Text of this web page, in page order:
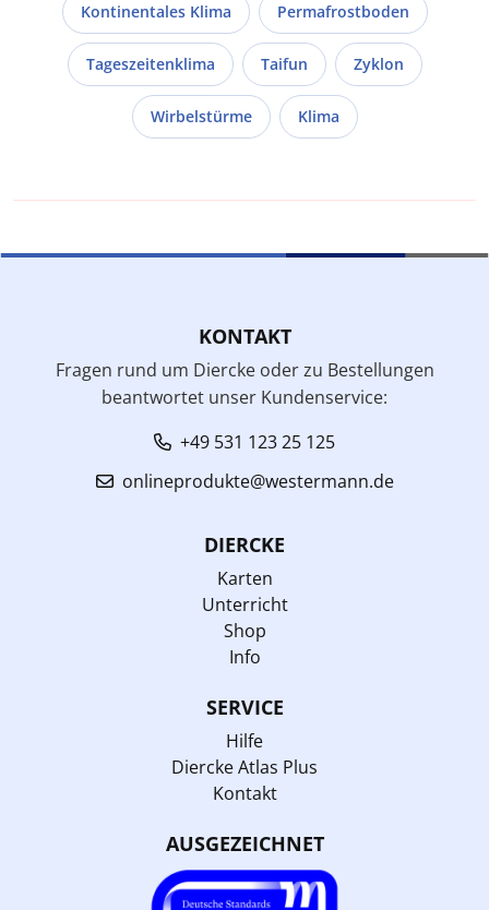
Kontinentales Klima Permafrostboden
Tageszeitenklima Taifun Zyklon
Wirbelstürme Klima
KONTAKT
Fragen rund um Diercke oder zu Bestellungen
beantwortet unser Kundenservice:
+49 531 123 25 125
onlineprodukte@westermann.de
DIERCKE
Karten
Unterricht
Shop
Info
SERVICE
Hilfe
Diercke Atlas Plus
Kontakt
AUSGEZEICHNET